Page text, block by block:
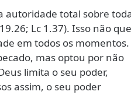
autoridade total sobre
Lc 1.37). Isso não
em todos os momentos.
mas optou por não
limita o seu poder,
assim, o seu poder